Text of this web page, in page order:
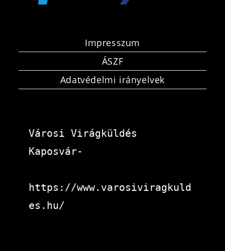
Impresszum
ÁSZF
Adatvédelmi irányelvek
Városi Virágküldés
Kaposvár-
https://www.varosiviragkuld
es.hu/